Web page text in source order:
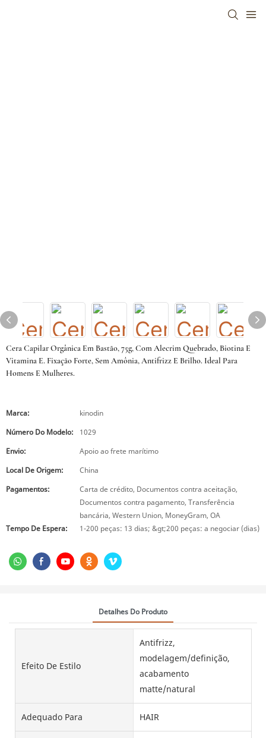
Cera Capilar Orgânica Em Bastão, 75g, Com Alecrim Quebrado, Biotina E
Vitamina E. Fixação Forte, Sem Amônia, Antifrizz E Brilho. Ideal Para
Homens E Mulheres.
Marca:
kinodin
Número Do Modelo:
1029
Envio:
Apoio ao frete marítimo
Local De Origem:
China
Pagamentos:
Carta de crédito, Documentos contra aceitação,
Documentos contra pagamento, Transferência
bancária, Western Union, MoneyGram, OA
Tempo De Espera:
1-200 peças: 13 dias; &gt;200 peças: a negociar (dias)
Detalhes Do Produto
Efeito De Estilo
Antifrizz,
modelagem/definição,
acabamento
matte/natural
Adequado Para HAIR